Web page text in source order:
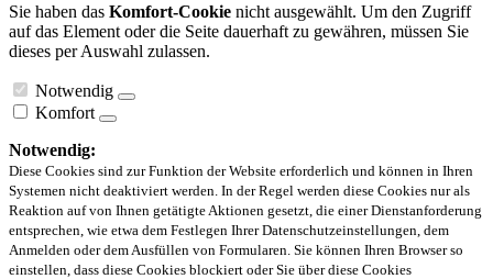
Sie haben das Komfort-Cookie nicht ausgewählt. Um den Zugriff
auf das Element oder die Seite dauerhaft zu gewähren, müssen Sie
dieses per Auswahl zulassen.
Notwendig
Komfort
Notwendig:
Diese Cookies sind zur Funktion der Website erforderlich und können in Ihren
Systemen nicht deaktiviert werden. In der Regel werden diese Cookies nur als
Reaktion auf von Ihnen getätigte Aktionen gesetzt, die einer Dienstanforderung
entsprechen, wie etwa dem Festlegen Ihrer Datenschutzeinstellungen, dem
Anmelden oder dem Ausfüllen von Formularen. Sie können Ihren Browser so
einstellen, dass diese Cookies blockiert oder Sie über diese Cookies